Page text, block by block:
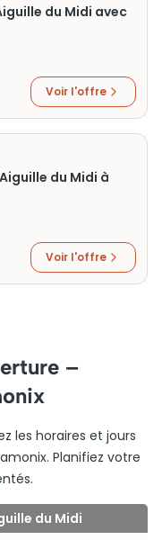
du Midi avec
Voir l'offre
du Midi à
Voir l'offre
–
les horaires et jours
Planifiez votre
du Midi